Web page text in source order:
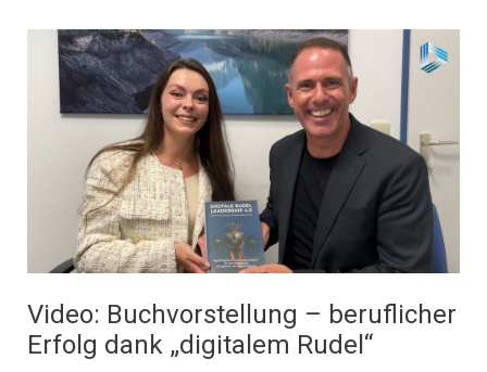
Video: Buchvorstellung – beruflicher
Erfolg dank „digitalem Rudel“